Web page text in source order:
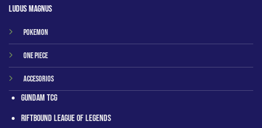
Ludus Magnus
Pokemon
One Piece
Accesorios
Gundam TCG
RIftbound League of Legends